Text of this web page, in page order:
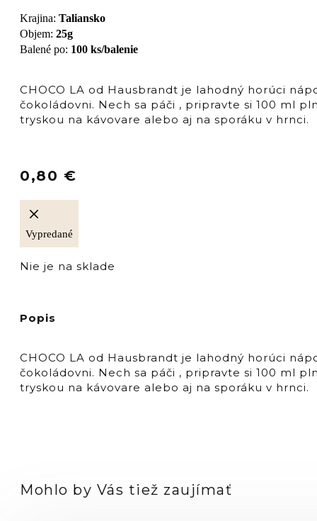
Krajina: Taliansko
Objem: 25g
Balené po: 100 ks/balenie
CHOCO LA od Hausbrandt je lahodný horúci
čokoládovni. Nech sa páči , pripravte si 100 ml
tryskou na kávovare alebo aj na sporáku v hrnci.
0,80 €
Vypredané
Nie je na sklade
Popis
CHOCO LA od Hausbrandt je lahodný horúci
čokoládovni. Nech sa páči , pripravte si 100 ml
tryskou na kávovare alebo aj na sporáku v hrnci.
Mohlo by Vás tiež zaujímať